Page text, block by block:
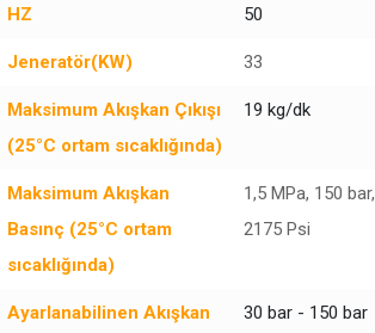
HZ 50
Jeneratör(KW) 33
Maksimum Akışkan Çıkışı
(25°C ortam sıcaklığında)
19 kg/dk
Maksimum Akışkan
Basınç (25°C ortam
sıcaklığında)
1,5 MPa, 150 bar,
2175 Psi
Ayarlanabilinen Akışkan
30 bar - 150 bar